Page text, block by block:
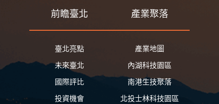
前瞻臺北
臺北亮點
未來臺北
國際評比
投資機會
產業聚落
產業地圖
內湖科技園區
南港生技聚落
北投士林科技園區